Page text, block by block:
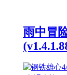
雨中冒